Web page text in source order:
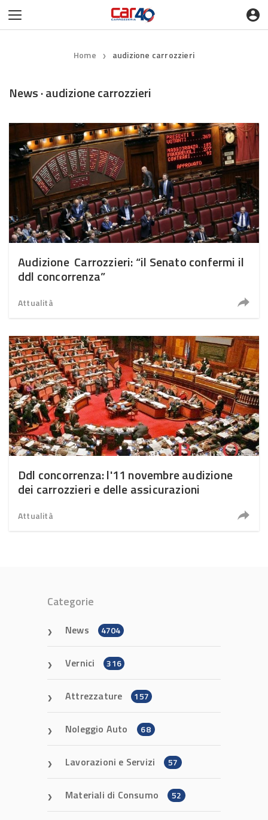
Home ❯ audizione carrozzieri
News · audizione carrozzieri
Audizione Carrozzieri: “il Senato confermi il
ddl concorrenza”
Attualità
Ddl concorrenza: l'11 novembre audizione
dei carrozzieri e delle assicurazioni
Attualità
Categorie
News 4704
Vernici 316
Attrezzature 157
Noleggio Auto 68
Lavorazioni e Servizi 57
Materiali di Consumo 52